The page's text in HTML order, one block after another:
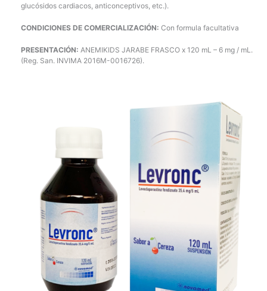
glucósidos cardiacos, anticonceptivos, etc.).
CONDICIONES DE COMERCIALIZACIÓN: Con formula facultativa
PRESENTACIÓN: ANEMIKIDS JARABE FRASCO x 120 mL – 6 mg / mL.
(Reg. San. INVIMA 2016M-0016726).